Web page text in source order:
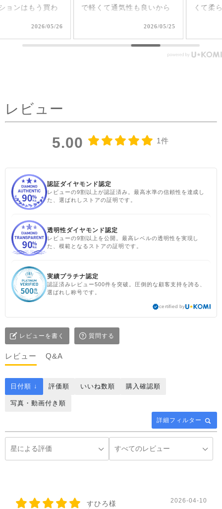
で軽くて通気性も良いから
フェアトレード #fairtrade #
くて柔らか♪ 前後を変えて
で可愛いいけど、刺繍面を
前にした時はリネンジレと
クが明るく優しい雰囲気に
@sisam_fairtrade_official
スリトップ コー
ッション
レビュー
5.00 1件
認証ダイヤモンド認定
レビューの9割以上が認証済み。最高水準の信頼性を達成し
た、選ばれしストアの証明です。
透明性ダイヤモンド認定
レビューの9割以上を公開。最高レベルの透明性を実現し
た、模範となるストアの証明です。
実績プラチナ認定
認証済みレビュー500件を突破。圧倒的な顧客支持を誇る、
選ばれし称号です。
certified by
レビューを書く 質問する
レビュー Q&A
詳細フィルター
日付順 ↓ 評価順 いいね数順 購入確認順
写真・動画付き順
すひろ様 2026-04-10